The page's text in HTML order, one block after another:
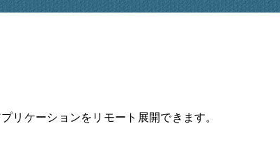
ケーションをリモート展開できます。